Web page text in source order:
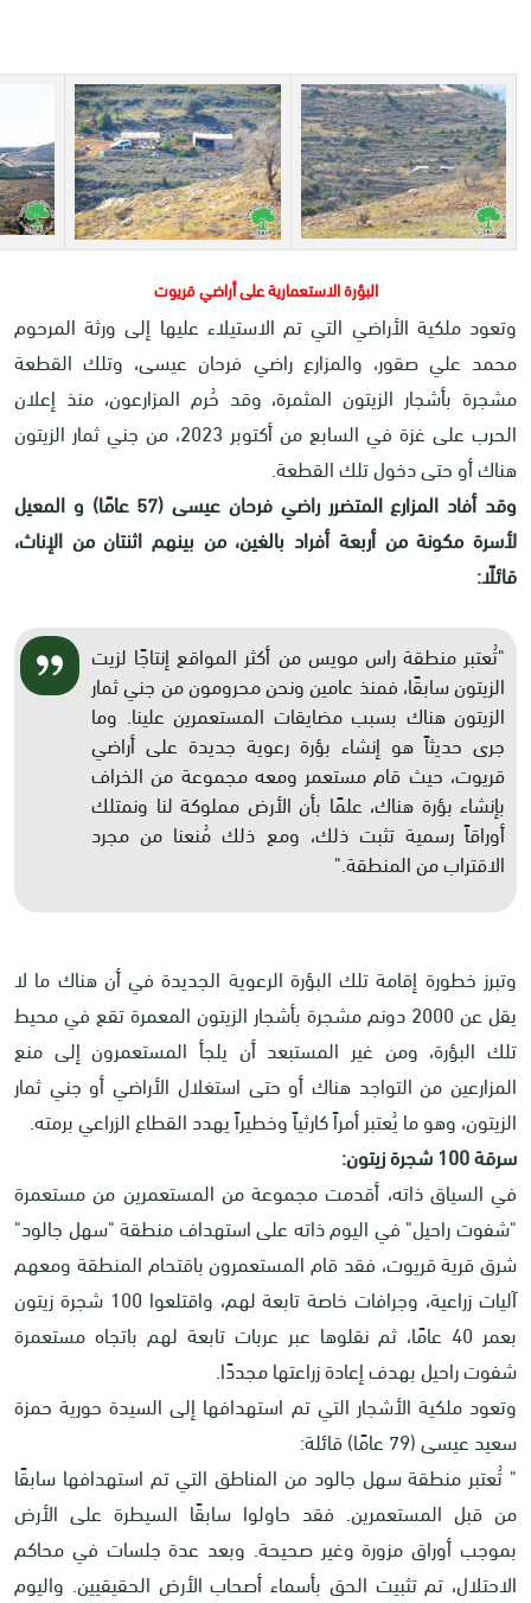
البؤرة الاستعمارية على أراضي قريوت
وتعود ملكية الأراضي التي تم الاستيلاء عليها إلى ورثة المرحوم
محمد علي صقور، والمزارع راضي فرحان عيسى، وتلك القطعة
مشجرة بأشجار الزيتون المثمرة، وقد حُرم المزارعون، منذ إعلان
الحرب على غزة في السابع من أكتوبر 2023، من جني ثمار الزيتون
هناك أو حتى دخول تلك القطعة.
وقد أفاد المزارع المتضرر راضي فرحان عيسى (57 عامًا) و المعيل
لأسرة مكونة من أربعة أفراد بالغين، من بينهم اثنتان من الإناث،
قائلًا:
"تُعتبر منطقة راس مويس من أكثر المواقع إنتاجًا لزيت
الزيتون سابقًا، فمنذ عامين ونحن محرومون من جني ثمار
الزيتون هناك بسبب مضايقات المستعمرين علينا. وما
جرى حديثاً هو إنشاء بؤرة رعوية جديدة على أراضي
قريوت، حيث قام مستعمر ومعه مجموعة من الخراف
بإنشاء بؤرة هناك، علمًا بأن الأرض مملوكة لنا ونمتلك
أوراقاً رسمية تثبت ذلك، ومع ذلك مُنعنا من مجرد
الاقتراب من المنطقة".
وتبرز خطورة إقامة تلك البؤرة الرعوية الجديدة في أن هناك ما لا
يقل عن 2000 دونم مشجرة بأشجار الزيتون المعمرة تقع في محيط
تلك البؤرة، ومن غير المستبعد أن يلجأ المستعمرون إلى منع
المزارعين من التواجد هناك أو حتى استغلال الأراضي أو جني ثمار
الزيتون، وهو ما يُعتبر أمراً كارثياً وخطيراً يهدد القطاع الزراعي برمته.
سرقة 100 شجرة زيتون:
في السياق ذاته، أقدمت مجموعة من المستعمرين من مستعمرة
"شفوت راحيل" في اليوم ذاته على استهداف منطقة "سهل جالود"
شرق قرية قريوت، فقد قام المستعمرون باقتحام المنطقة ومعهم
آليات زراعية، وجرافات خاصة تابعة لهم، واقتلعوا 100 شجرة زيتون
بعمر 40 عامًا، ثم نقلوها عبر عربات تابعة لهم باتجاه مستعمرة
شفوت راحيل بهدف إعادة زراعتها مجددًا.
وتعود ملكية الأشجار التي تم استهدافها إلى السيدة حورية حمزة
سعيد عيسى (79 عامًا) قائلة
:
" تُعتبر منطقة سهل جالود من المناطق التي تم استهدافها سابقًا
من قبل المستعمرين. فقد حاولوا سابقًا السيطرة على الأرض
بموجب أوراق مزورة وغير صحيحة. وبعد عدة جلسات في محاكم
الاحتلال، تم تثبيت الحق بأسماء أصحاب الأرض الحقيقيين. واليوم